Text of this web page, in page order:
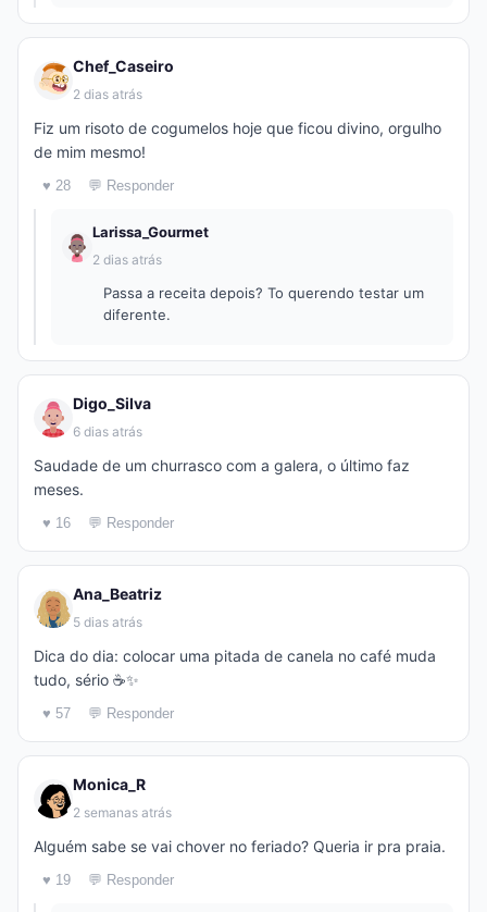
Chef_Caseiro
2 dias atrás
Fiz um risoto de cogumelos hoje que ficou divino, orgulho
de mim mesmo!
♥ 28 💬 Responder
Larissa_Gourmet
2 dias atrás
Passa a receita depois? To querendo testar um
diferente.
Digo_Silva
6 dias atrás
Saudade de um churrasco com a galera, o último faz
meses.
♥ 16 💬 Responder
Ana_Beatriz
5 dias atrás
Dica do dia: colocar uma pitada de canela no café muda
tudo, sério ☕✨
♥ 57 💬 Responder
Monica_R
2 semanas atrás
Alguém sabe se vai chover no feriado? Queria ir pra praia.
♥ 19 💬 Responder